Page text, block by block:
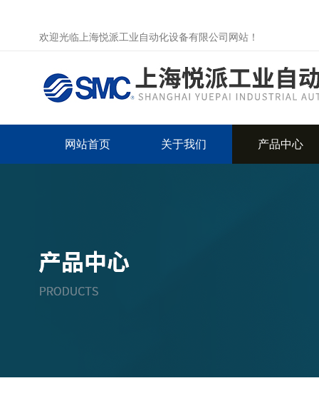
欢迎光临上海悦派工业自动化设备有限公司网站！
网站首页 关于我们 产品中心